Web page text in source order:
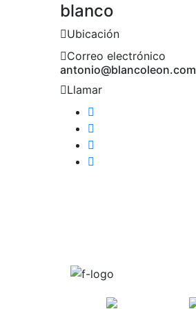
blanco
Ubicación
Correo electrónico
antonio@blancoleon.com
Llamar